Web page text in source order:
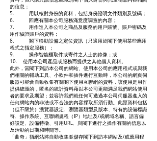
的信息；
5. 用以核對身份的資料，包括身份證明文件類別及號碼；
6. 回應有關本公司服務滿意度調查的內容；
7. 用作進入本公司之商品及服務的用戶賬號、賬戶密碼及
用作驗證賬戶的資料；
8. 閣下移動設備之定位資訊（只適用於閣下使用某些應用
程式之指定服務）；
9. 操作智能櫃取件或寄件之人士的錄像；或
10. 使用本公司產品或服務而提供之其他個人資料。
此外，當閣下到訪本公司的網站、使用本公司的應用程式或與我
們相關的輔助工具、小軟件和插件進行互動時，本公司的網頁伺
服器可能會自動收集有關閣下使用互聯網的資料，該使用是用作
提供總滙的，匿名的統計資料藉以本公司更能滿足我們網站使用
者的要求及期望；並容許我們就任何可透過本公司伺服器進入的
任何網站內的非法或不合法的內容採取所須行動。此類資料包括
（但不限於）瀏覽器設定、瀏覽器類型及版本、特有的設備標識
符、操作系統、互聯網規程（IP）地址及/或網域名稱、語言偏
好設定、設備特徵、引用URL、與閣下進行之操作有關的信息以
及活動的日期和時間等。
「曲奇」指網站將自動收集並儲存閣下到訪本網站及/或應用程